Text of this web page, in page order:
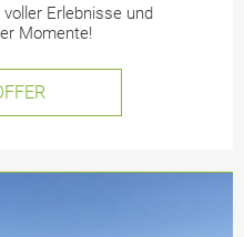
Erlebnisse und
Momente!